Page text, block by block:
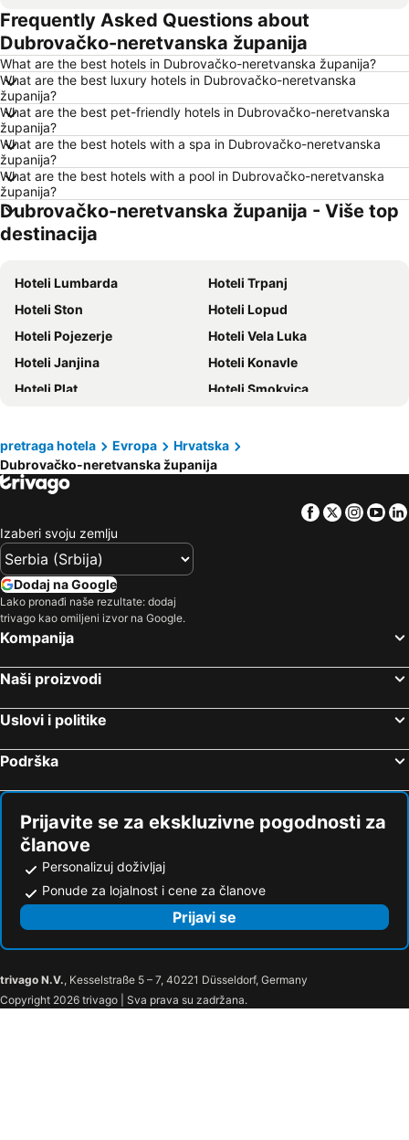
Hoteli Bečići
Hoteli Algero
Hoteli Petrovac
Hoteli Prag
Hoteli Ohrid
Hoteli Ljoret de Mar
Hoteli Atina
Hoteli Nica
Hoteli Hrvatsko primorje
Hoteli Srbija
Hoteli Malta
Hoteli Santorini
Hoteli Kipar
Hoteli Ostrvo Zakintos
Hoteli Krf
Hoteli Španija
Hoteli Centralna Makedonija
Hoteli Čios
Hoteli Jezero Garda
Hoteli Turska
Hoteli Tesalija
Hoteli Zadarska županija
Hoteli Ostrvo Paxos
Frequently Asked Questions about
Dubrovačko-neretvanska županija
What are the best hotels in Dubrovačko-neretvanska županija?
What are the best luxury hotels in Dubrovačko-neretvanska
županija?
What are the best pet-friendly hotels in Dubrovačko-neretvanska
županija?
What are the best hotels with a spa in Dubrovačko-neretvanska
županija?
What are the best hotels with a pool in Dubrovačko-neretvanska
županija?
Dubrovačko-neretvanska županija - Više top
destinacija
Hoteli Lumbarda
Hoteli Trpanj
Hoteli Ston
Hoteli Lopud
Hoteli Pojezerje
Hoteli Vela Luka
Hoteli Janjina
Hoteli Konavle
Hoteli Plat
Hoteli Smokvica
Hoteli Župa dubrovačka
Hoteli Pomena
Hoteli Slivno
Hoteli Lastovo
Hoteli Blato
Hoteli Kula Norinska
Hoteli Zavalatica
pretraga hotela Evropa
Hrvatska
Dubrovačko-neretvanska županija
Facebook
Twitter
Izaberi svoju zemlju
Dodaj na Google
Lako pronađi naše rezultate: dodaj
trivago kao omiljeni izvor na Google.
Kompanija
Naši proizvodi
Uslovi i politike
Podrška
Prijavite se za ekskluzivne pogodnosti za
članove
Personalizuj doživljaj
Ponude za lojalnost i cene za članove
Prijavi se
trivago N.V., Kesselstraße 5 – 7, 40221 Düsseldorf, Germany
Copyright 2026 trivago | Sva prava su zadržana.